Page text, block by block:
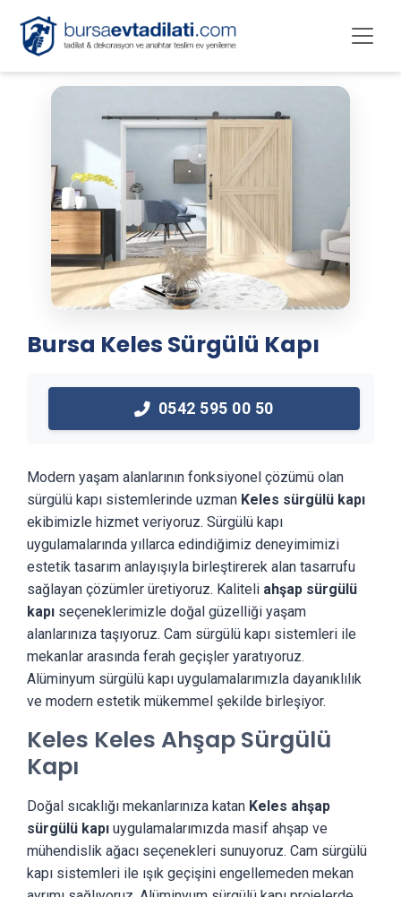
Bursa Keles Sürgülü Kapı
0542 595 00 50
Modern yaşam alanlarının fonksiyonel çözümü olan
sürgülü kapı sistemlerinde uzman Keles sürgülü kapı
ekibimizle hizmet veriyoruz. Sürgülü kapı
uygulamalarında yıllarca edindiğimiz deneyimimizi
estetik tasarım anlayışıyla birleştirerek alan tasarrufu
sağlayan çözümler üretiyoruz. Kaliteli ahşap sürgülü
kapı seçeneklerimizle doğal güzelliği yaşam
alanlarınıza taşıyoruz. Cam sürgülü kapı sistemleri ile
mekanlar arasında ferah geçişler yaratıyoruz.
Alüminyum sürgülü kapı uygulamalarımızla dayanıklılık
ve modern estetik mükemmel şekilde birleşiyor.
Keles Keles Ahşap Sürgülü
Kapı
Doğal sıcaklığı mekanlarınıza katan Keles ahşap
sürgülü kapı uygulamalarımızda masif ahşap ve
mühendislik ağacı seçenekleri sunuyoruz. Cam sürgülü
kapı sistemleri ile ışık geçişini engellemeden mekan